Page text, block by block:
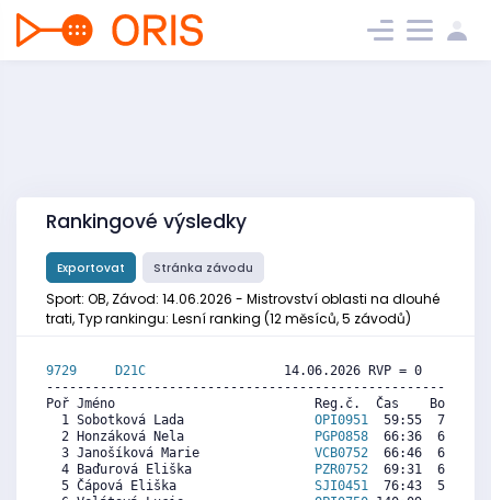
Rankingové výsledky
Exportovat Stránka závodu
Sport: OB, Závod: 14.06.2026 - Mistrovství oblasti na dlouhé
trati, Typ rankingu: Lesní ranking (12 měsíců, 5 závodů)
9729 D21C
14.06.2026 RVP = 0     IP
Poř Jméno                          Reg.č.  Čas    Body
  1 Sobotková Lada
OPI0951
59:55  7282
  2 Honzáková Nela
PGP0858
66:36  6576
  3 Janošíková Marie
VCB0752
66:46  6558
  4 Baďurová Eliška
PZR0752
69:31  6268
  5 Čápová Eliška
SJI0451
76:43  5507